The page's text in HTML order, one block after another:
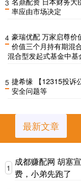
3
率应由市场决定
4 豪瑞优配 万家启尊价
价值三个月持有期混
混合型发起式基金中
5 捷希缘 【12315投诉
安全问题等
最新文章
1
成都赚配网 胡塞
费，小弟先跑了